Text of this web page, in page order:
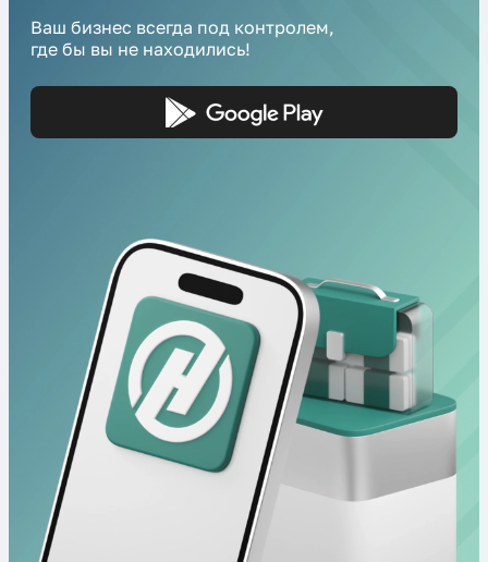
Ваш бизнес всегда под контролем,
где бы вы не находились!